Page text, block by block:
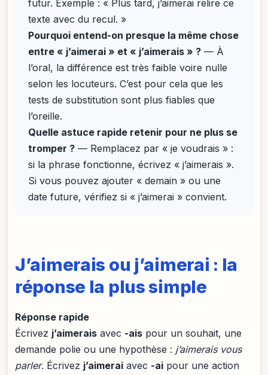
futur. Exemple : « Plus tard, j’aimerai relire ce
texte avec du recul. »
Pourquoi entend-on presque la même chose
entre « j’aimerai » et « j’aimerais » ? — À
l’oral, la différence est très faible voire nulle
selon les locuteurs. C’est pour cela que les
tests de substitution sont plus fiables que
l’oreille.
Quelle astuce rapide retenir pour ne plus se
tromper ? — Remplacez par « je voudrais » :
si la phrase fonctionne, écrivez « j’aimerais ».
Si vous pouvez ajouter « demain » ou une
date future, vérifiez si « j’aimerai » convient.
J’aimerais ou j’aimerai : la
réponse la plus simple
Réponse rapide
Écrivez j’aimerais avec -ais pour un souhait, une
demande polie ou une hypothèse : j’aimerais vous
parler. Écrivez j’aimerai avec -ai pour une action